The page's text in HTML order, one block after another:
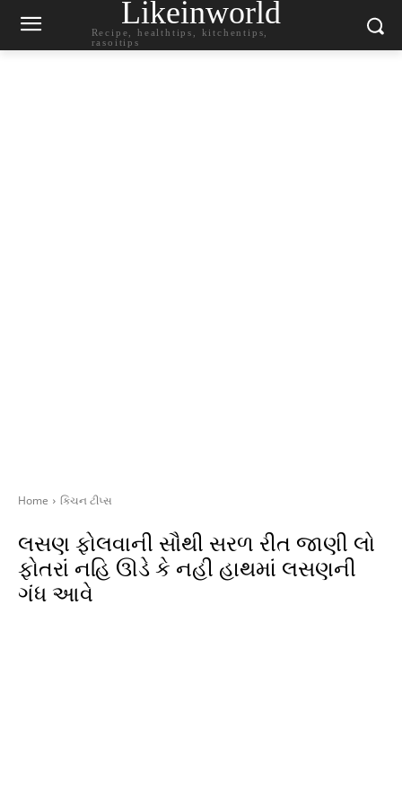
Likeinworld
Recipe, healthtips, kitchentips,
rasoitips
Home કિચન ટીપ્સ
લસણ ફોલવાની સૌથી સરળ રીત જાણી લો
ફોતરાં નહિ ઊડે કે નહી હાથમાં લસણની
ગંધ આવે